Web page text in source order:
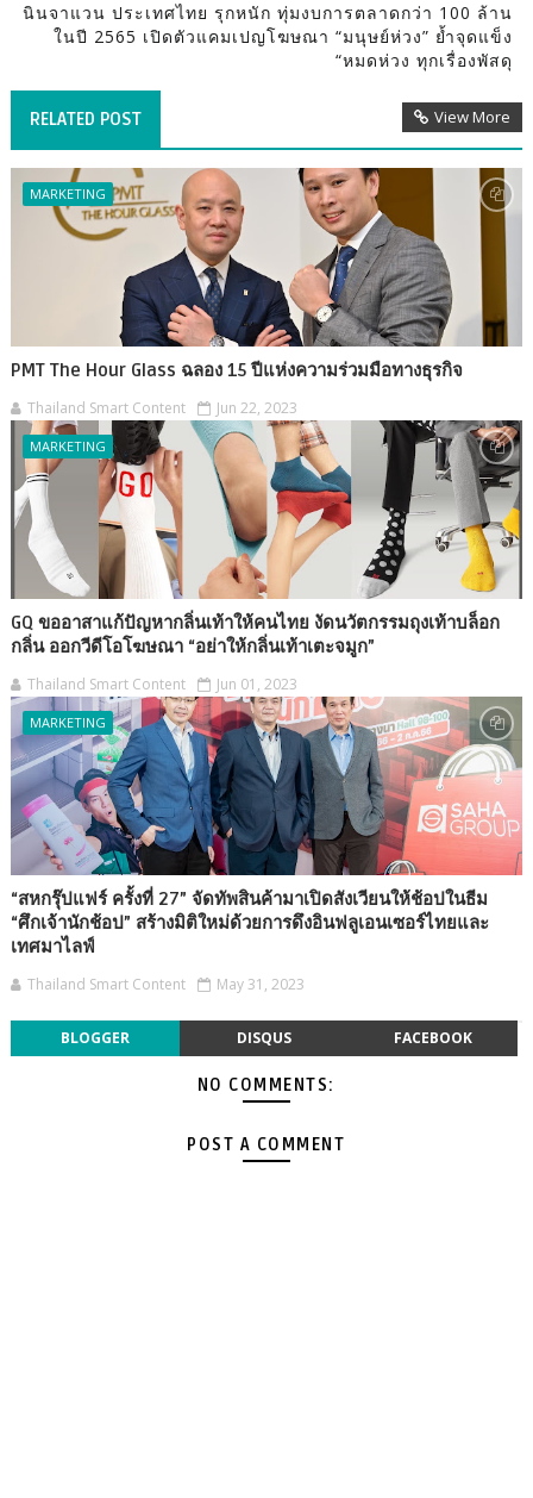
นินจาแวน ประเทศไทย รุกหนัก ทุ่มงบการตลาดกว่า 100 ล้าน
ในปี 2565 เปิดตัวแคมเปญโฆษณา “มนุษย์ห่วง” ย้ำจุดแข็ง
“หมดห่วง ทุกเรื่องพัสดุ
RELATED POST View More
MARKETING
PMT The Hour Glass ฉลอง 15 ปีแห่งความร่วมมือทางธุรกิจ
Thailand Smart Content Jun 22, 2023
MARKETING
GQ ขออาสาแก้ปัญหากลิ่นเท้าให้คนไทย งัดนวัตกรรมถุงเท้าบล็อก
กลิ่น ออกวีดีโอโฆษณา “อย่าให้กลิ่นเท้าเตะจมูก”
Thailand Smart Content Jun 01, 2023
MARKETING
“สหกรุ๊ปแฟร์ ครั้งที่ 27” จัดทัพสินค้ามาเปิดสังเวียนให้ช้อปในธีม
“ศึกเจ้านักช้อป” สร้างมิติใหม่ด้วยการดึงอินฟลูเอนเซอร์ไทยและ
เทศมาไลฟ์
Thailand Smart Content May 31, 2023
BLOGGER DISQUS FACEBOOK
NO COMMENTS:
POST A COMMENT